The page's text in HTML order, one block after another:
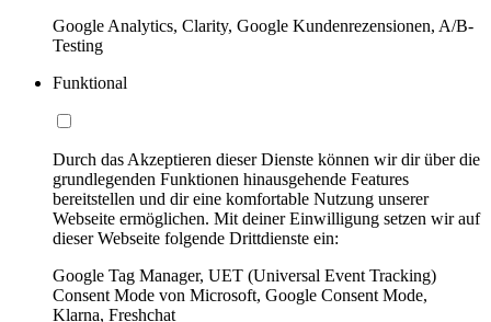
Google Analytics, Clarity, Google Kundenrezensionen, A/B-
Testing
Funktional
Durch das Akzeptieren dieser Dienste können wir dir über die
grundlegenden Funktionen hinausgehende Features
bereitstellen und dir eine komfortable Nutzung unserer
Webseite ermöglichen. Mit deiner Einwilligung setzen wir auf
dieser Webseite folgende Drittdienste ein:
Google Tag Manager, UET (Universal Event Tracking)
Consent Mode von Microsoft, Google Consent Mode,
Klarna, Freshchat